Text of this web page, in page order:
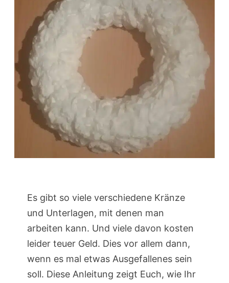
Es gibt so viele verschiedene Kränze
und Unterlagen, mit denen man
arbeiten kann. Und viele davon kosten
leider teuer Geld. Dies vor allem dann,
wenn es mal etwas Ausgefallenes sein
soll. Diese Anleitung zeigt Euch, wie Ihr